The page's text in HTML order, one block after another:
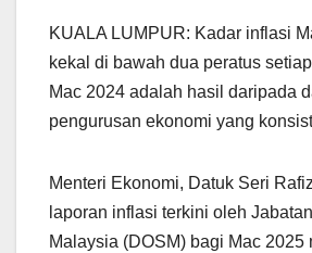
at
s
A
p
e
gr
a
c
e
b
o
k
ail
KUALA LUMPUR: Kadar inflasi
kekal di bawah dua peratus
Mac 2024 adalah hasil daripada
pengurusan ekonomi yang
Menteri Ekonomi, Datuk Seri
laporan inflasi terkini oleh
Malaysia (DOSM) bagi Mac 2025